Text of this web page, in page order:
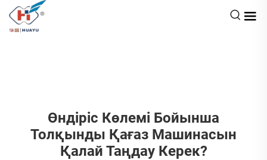
Өндіріс Көлемі Бойынша
Толқынды Қағаз Машинасын
Қалай Таңдау Керек?